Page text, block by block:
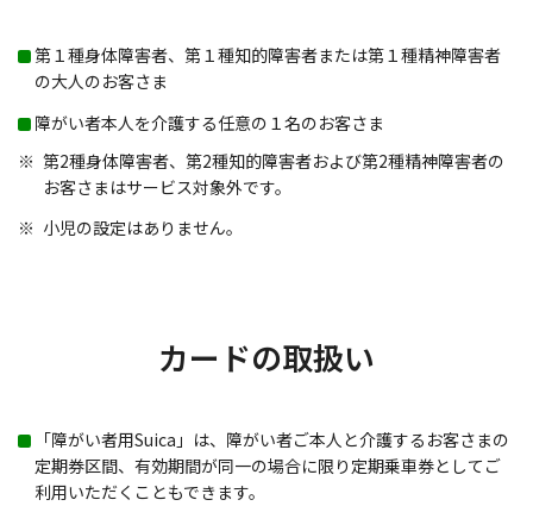
第１種身体障害者、第１種知的障害者または第１種精神障害者
の大人のお客さま
障がい者本人を介護する任意の１名のお客さま
第2種身体障害者、第2種知的障害者および第2種精神障害者の
お客さまはサービス対象外です。
小児の設定はありません。
カードの取扱い
「障がい者用Suica」は、障がい者ご本人と介護するお客さまの
定期券区間、有効期間が同一の場合に限り定期乗車券としてご
利用いただくこともできます。